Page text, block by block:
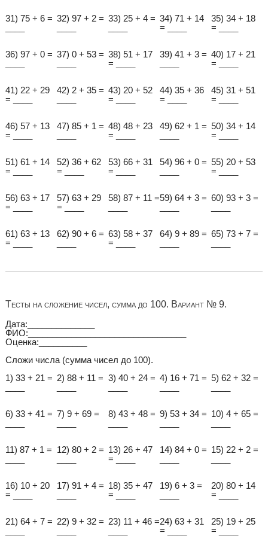
31) 75 + 6 = 32) 97 + 2 = 33) 25 + 4 = 34) 71 + 14
= ____
35) 34 + 18
= ____
36) 97 + 0 = 37) 0 + 53 = 38) 51 + 17
= ____
39) 41 + 3 = 40) 17 + 21
= ____
41) 22 + 29
= ____
42) 2 + 35 = 43) 20 + 52
= ____
44) 35 + 36
= ____
45) 31 + 51
= ____
46) 57 + 13
= ____
47) 85 + 1 = 48) 48 + 23
= ____
49) 62 + 1 = 50) 34 + 14
= ____
51) 61 + 14
= ____
52) 36 + 62
= ____
53) 66 + 31
= ____
54) 96 + 0 = 55) 20 + 53
= ____
56) 63 + 17
= ____
57) 63 + 29
= ____
58) 87 + 11 =59) 64 + 3 = 60) 93 + 3 =
61) 63 + 13
= ____
62) 90 + 6 = 63) 58 + 37
= ____
64) 9 + 89 = 65) 73 + 7 =
Тесты на сложение чисел, сумма до 100. Вариант № 9.
Дата:______________
ФИО:_________________________________
Оценка:__________
Сложи числа (сумма чисел до 100).
1) 33 + 21 = 2) 88 + 11 = 3) 40 + 24 = 4) 16 + 71 = 5) 62 + 32 =
6) 33 + 41 = 7) 9 + 69 =
8) 43 + 48 = 9) 53 + 34 = 10) 4 + 65 =
11) 87 + 1 = 12) 80 + 2 = 13) 26 + 47
= ____
14) 84 + 0 = 15) 22 + 2 =
16) 10 + 20
= ____
17) 91 + 4 = 18) 35 + 47
= ____
19) 6 + 3 =
20) 80 + 14
= ____
21) 64 + 7 = 22) 9 + 32 = 23) 11 + 46 =24) 63 + 31
= ____
25) 19 + 25
= ____